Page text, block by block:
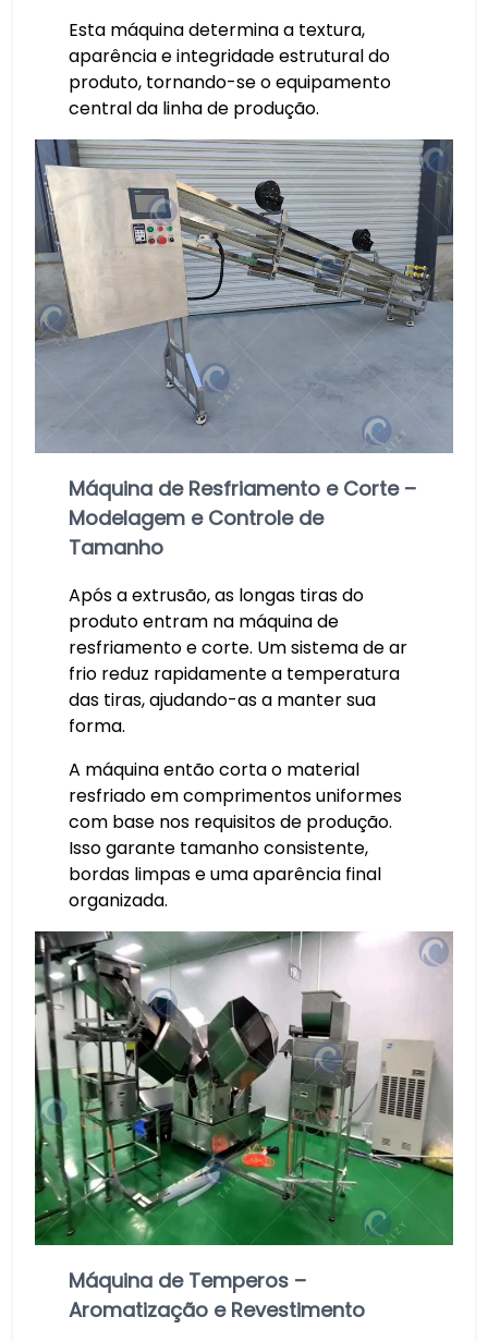
Esta máquina determina a textura,
aparência e integridade estrutural do
produto, tornando-se o equipamento
central da linha de produção.
Máquina de Resfriamento e Corte –
Modelagem e Controle de
Tamanho
Após a extrusão, as longas tiras do
produto entram na máquina de
resfriamento e corte. Um sistema de ar
frio reduz rapidamente a temperatura
das tiras, ajudando-as a manter sua
forma.
A máquina então corta o material
resfriado em comprimentos uniformes
com base nos requisitos de produção.
Isso garante tamanho consistente,
bordas limpas e uma aparência final
organizada.
Máquina de Temperos –
Aromatização e Revestimento